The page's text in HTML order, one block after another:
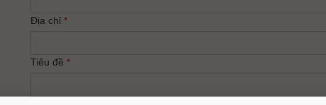
Địa chỉ *
Tiêu đề *